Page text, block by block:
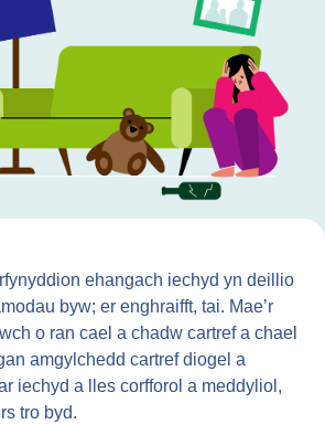
ehangach iechyd yn deillio
byw; er enghraifft, tai. Mae’r
o ran cael a chadw cartref a chael
amgylchedd cartref diogel a
iechyd a lles corfforol a meddyliol,
tro byd.